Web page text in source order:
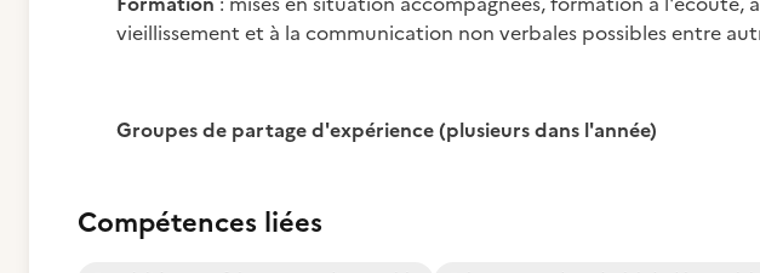
vieillissement et à la communication non verbales possibles entre
Groupes de partage d'expérience (plusieurs dans l'année)
Compétences liées